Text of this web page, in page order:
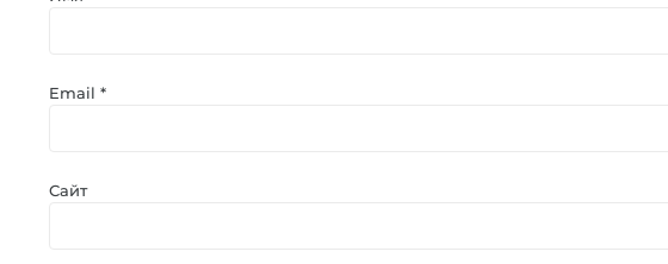
Email *
Сайт